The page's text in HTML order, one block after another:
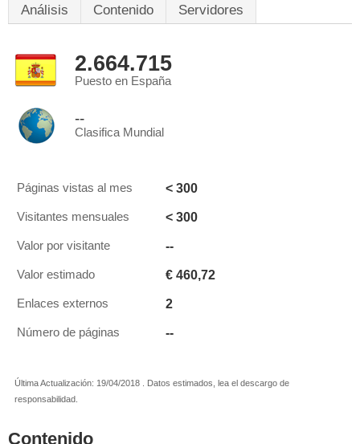
Análisis Contenido Servidores
2.664.715
Puesto en España
--
Clasifica Mundial
Páginas vistas al mes < 300
Visitantes mensuales < 300
Valor por visitante --
Valor estimado € 460,72
Enlaces externos 2
Número de páginas --
Última Actualización: 19/04/2018 . Datos estimados, lea el descargo de
responsabilidad.
Contenido